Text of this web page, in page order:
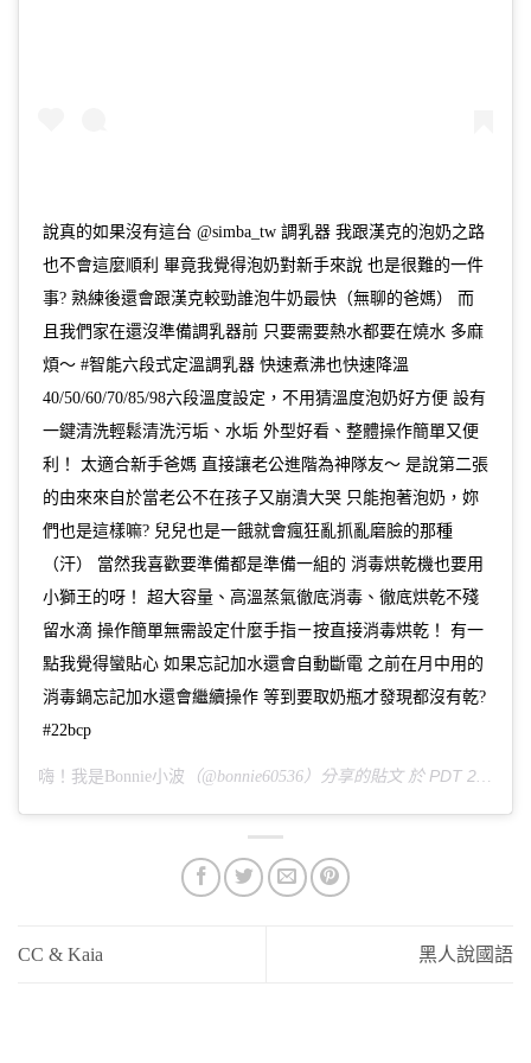
說真的如果沒有這台 @simba_tw 調乳器 我跟漢克的泡奶之路
也不會這麼順利 畢竟我覺得泡奶對新手來說 也是很難的一件
事? 熟練後還會跟漢克較勁誰泡牛奶最快（無聊的爸媽） 而
且我們家在還沒準備調乳器前 只要需要熱水都要在燒水 多麻
煩～ #智能六段式定溫調乳器 快速煮沸也快速降溫
40/50/60/70/85/98六段溫度設定，不用猜溫度泡奶好方便 設有
一鍵清洗輕鬆清洗污垢、水垢 外型好看、整體操作簡單又便
利！ 太適合新手爸媽 直接讓老公進階為神隊友～ 是說第二張
的由來來自於當老公不在孩子又崩潰大哭 只能抱著泡奶，妳
們也是這樣嘛? 兒兒也是一餓就會瘋狂亂抓亂磨臉的那種
（汗） 當然我喜歡要準備都是準備一組的 消毒烘乾機也要用
小獅王的呀！ 超大容量、高溫蒸氣徹底消毒、徹底烘乾不殘
留水滴 操作簡單無需設定什麼手指ㄧ按直接消毒烘乾！ 有一
點我覺得蠻貼心 如果忘記加水還會自動斷電 之前在月中用的
消毒鍋忘記加水還會繼續操作 等到要取奶瓶才發現都沒有乾?
#22bcp
嗨！我是Bonnie小波 （@bonnie60536）分享的貼文 於 PDT 2019 年 8月 月 19 日 上午 7:36
CC & Kaia 黑人說國語